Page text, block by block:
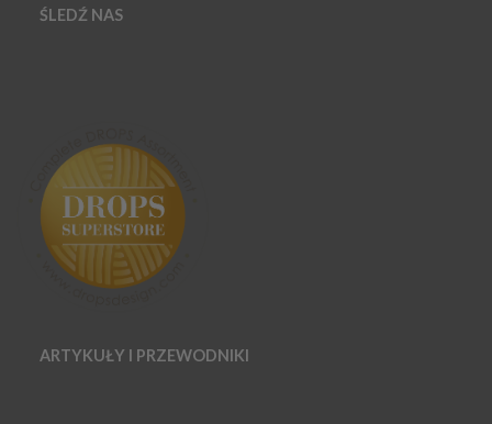
ŚLEDŹ NAS
ARTYKUŁY I PRZEWODNIKI